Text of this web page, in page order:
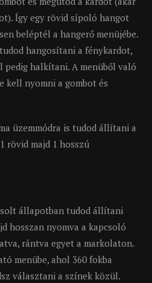
Így egy rövid sípoló hangot
beléptél a hangerő menüjébe.
hangosítani a fénykardot,
pedig halkítani. A menüből való
kell nyomni a gombot és
üzemmódra is tudod állítani a
rövid majd 1 hosszú
állapotban tudod állítani
hosszan nyomva a kapcsoló
rántva egyet a markolaton.
menübe, ahol 360 fokba
választani a színek közül.